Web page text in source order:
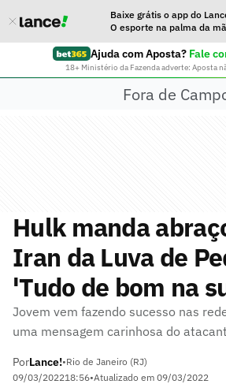
Baixe grátis o app do
O esporte na palma da
Ajuda com Aposta? Fale
18+ Ministério da Fazenda adverte: Aposta
Fora de
Hulk manda
Iran da Luva de
'Tudo de bom na
Jovem vem fazendo sucesso nas
uma mensagem carinhosa do
PorLance!•Rio de Janeiro (RJ)
09/03/202218:56•Atualizado em 09/03/2022